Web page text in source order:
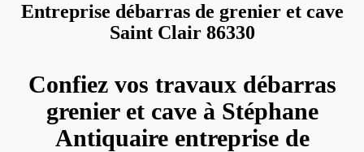
Entreprise débarras de grenier et cave
Saint Clair 86330
Confiez vos travaux débarras
grenier et cave à Stéphane
Antiquaire entreprise de